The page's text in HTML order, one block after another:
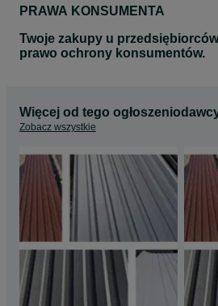
PRAWA KONSUMENTA
Twoje zakupy u
prawo ochrony konsumentów.
Więcej od tego
Zobacz wszystkie